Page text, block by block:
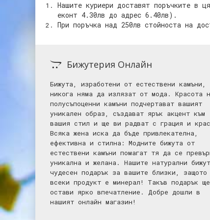
Нашите куриери доставят поръчките в
еконт 4.30лв до адрес 6.40лв).
При поръчка над 250лв стойноста на
Бижутерия Онлайн
Бижута, изработени от естествени камъни,
никога няма да излязат от мода. Красота
полусъпоценни камъни подчертават вашият
уникален образ, създават ярък акцент към
вашия стил и ще ви радват с грация и
Всяка жена иска да бъде привлекателна,
ефективна и стилна: Mодните бижута от
естествени камъни помагат тя да се
уникална и желана. Нашите натурални
чудесен подарък за вашите близки, защото
всеки продукт е минерал! Такъв подарък ще
остави ярко впечатление. Добре дошли в
нашият онлайн магазин!